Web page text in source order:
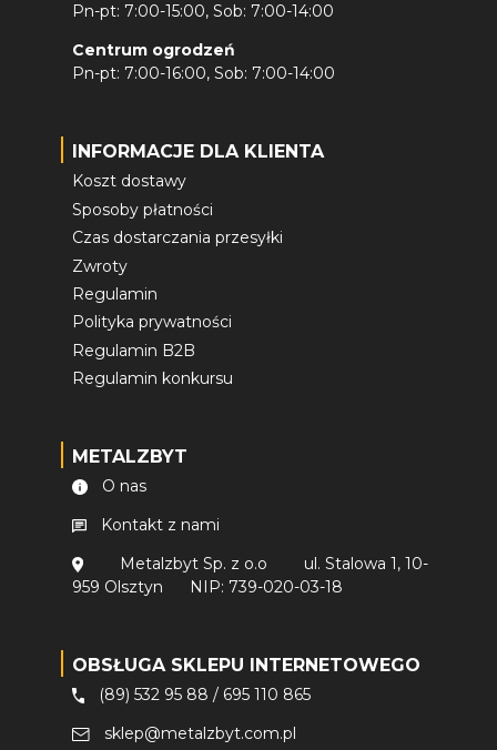
Pn-pt: 7:00-15:00, Sob: 7:00-14:00
Centrum ogrodzeń
Pn-pt: 7:00-16:00, Sob: 7:00-14:00
INFORMACJE DLA KLIENTA
Koszt dostawy
Sposoby płatności
Czas dostarczania przesyłki
Zwroty
Regulamin
Polityka prywatności
Regulamin B2B
Regulamin konkursu
METALZBYT
O nas
Kontakt z nami
Metalzbyt Sp. z o.o
ul. Stalowa 1, 10-
959 Olsztyn
NIP: 739-020-03-18
OBSŁUGA SKLEPU INTERNETOWEGO
(89) 532 95 88 / 695 110 865
sklep@metalzbyt.com.pl